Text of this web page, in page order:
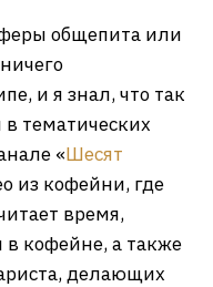
общепита или
и я знал, что так
тематических
«Шесят
из кофейни, где
время,
в кофейне, а также
делающих